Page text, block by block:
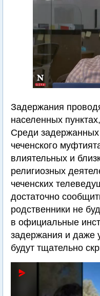
Задержания
населенных
Среди
чеченского
влиятельных и
религиозных
чеченских
достаточно
родственники не
в официальные
задержания и даже
будут тщательно